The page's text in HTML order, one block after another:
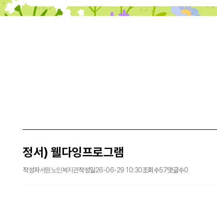
정서) 웰다잉프로그램
작성자서원노인복지관작성일26-06-29 10:30조회수57댓글수0